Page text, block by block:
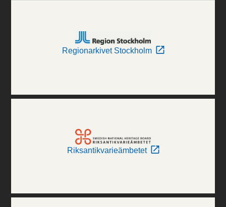
Regionarkivet Stockholm
Riksantikvarieämbetet